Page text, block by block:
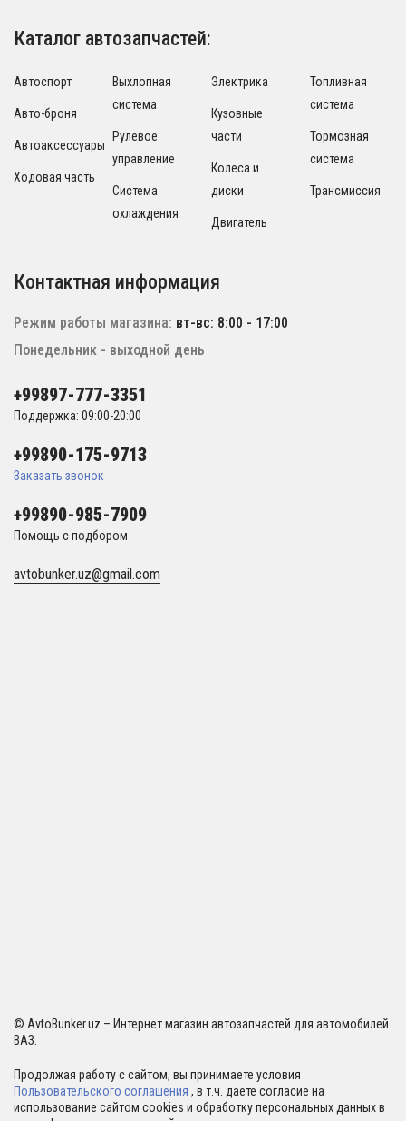
Каталог автозапчастей:
Автоспорт
Авто-броня
Автоаксессуары
Ходовая часть
Выхлопная
система
Рулевое
управление
Система
охлаждения
Электрика
Кузовные
части
Колеса и
диски
Двигатель
Топливная
система
Тормозная
система
Трансмиссия
Контактная информация
Режим работы магазина: вт-вс: 8:00 - 17:00
Понедельник - выходной день
+99897-777-3351
Поддержка: 09:00-20:00
+99890-175-9713
Заказать звонок
+99890-985-7909
Помощь с подбором
avtobunker.uz@gmail.com
© AvtoBunker.uz – Интернет магазин автозапчастей для автомобилей
ВАЗ.
Продолжая работу с сайтом, вы принимаете условия
Пользовательского соглашения , в т.ч. даете согласие на
использование сайтом cookies и обработку персональных данных в